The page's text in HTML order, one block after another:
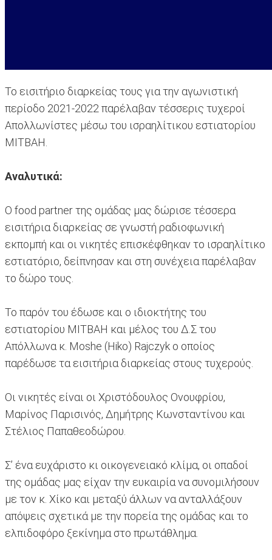
Το εισιτήριο διαρκείας τους για την αγωνιστική
περίοδο 2021-2022 παρέλαβαν τέσσερις τυχεροί
Απολλωνίστες μέσω του ισραηλίτικου εστιατορίου
MITBAH.
Αναλυτικά:
Ο food partner της ομάδας μας δώρισε τέσσερα
εισιτήρια διαρκείας σε γνωστή ραδιοφωνική
εκπομπή και οι νικητές επισκέφθηκαν το ισραηλίτικο
εστιατόριο, δείπνησαν και στη συνέχεια παρέλαβαν
το δώρο τους.
Το παρόν του έδωσε και ο ιδιοκτήτης του
εστιατορίου MITBAH και μέλος του Δ.Σ του
Απόλλωνα κ. Moshe (Hiko) Rajczyk ο οποίος
παρέδωσε τα εισιτήρια διαρκείας στους τυχερούς.
Οι νικητές είναι οι Χριστόδουλος Ονουφρίου,
Μαρίνος Παρισινός, Δημήτρης Κωνσταντίνου και
Στέλιος Παπαθεοδώρου.
Σ’ ένα ευχάριστο κι οικογενειακό κλίμα, οι οπαδοί
της ομάδας μας είχαν την ευκαιρία να συνομιλήσουν
με τον κ. Χίκο και μεταξύ άλλων να ανταλλάξουν
απόψεις σχετικά με την πορεία της ομάδας και το
ελπιδοφόρο ξεκίνημα στο πρωτάθλημα.